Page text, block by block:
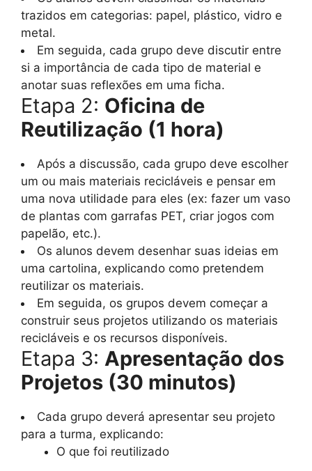
trazidos em categorias: papel, plástico, vidro e
metal.
Em seguida, cada grupo deve discutir entre
si a importância de cada tipo de material e
anotar suas reflexões em uma ficha.
Etapa 2: Oficina de
Reutilização (1 hora)
Após a discussão, cada grupo deve escolher
um ou mais materiais recicláveis e pensar em
uma nova utilidade para eles (ex: fazer um vaso
de plantas com garrafas PET, criar jogos com
papelão, etc.).
Os alunos devem desenhar suas ideias em
uma cartolina, explicando como pretendem
reutilizar os materiais.
Em seguida, os grupos devem começar a
construir seus projetos utilizando os materiais
recicláveis e os recursos disponíveis.
Etapa 3: Apresentação dos
Projetos (30 minutos)
Cada grupo deverá apresentar seu projeto
para a turma, explicando:
O que foi reutilizado